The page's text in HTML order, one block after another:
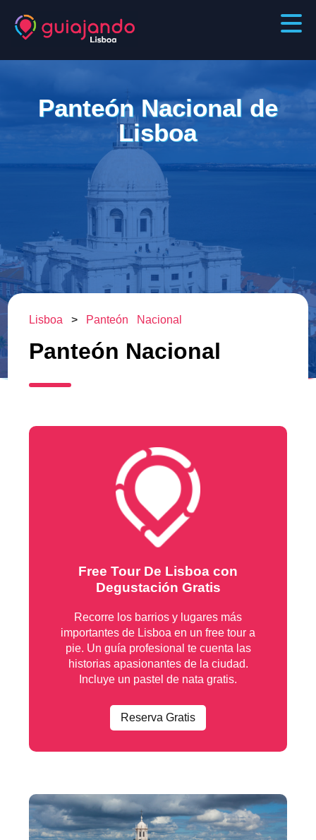
Panteón Nacional de
Lisboa
Lisboa > Panteón Nacional
Panteón Nacional
Free Tour De Lisboa con
Degustación Gratis
Recorre los barrios y lugares más
importantes de Lisboa en un free tour a
pie. Un guía profesional te cuenta las
historias apasionantes de la ciudad.
Incluye un pastel de nata gratis.
Reserva Gratis